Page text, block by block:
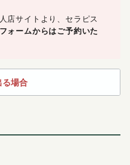
店サイトより、セラピス
ォームからはご予約いた
る場合